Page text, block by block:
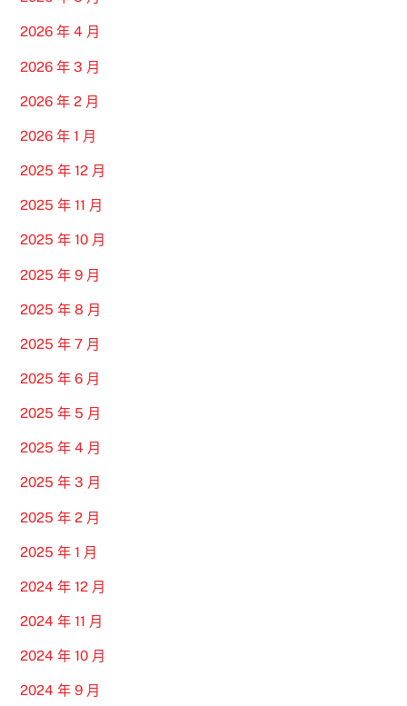
2026 年 4 月
2026 年 3 月
2026 年 2 月
2026 年 1 月
2025 年 12 月
2025 年 11 月
2025 年 10 月
2025 年 9 月
2025 年 8 月
2025 年 7 月
2025 年 6 月
2025 年 5 月
2025 年 4 月
2025 年 3 月
2025 年 2 月
2025 年 1 月
2024 年 12 月
2024 年 11 月
2024 年 10 月
2024 年 9 月